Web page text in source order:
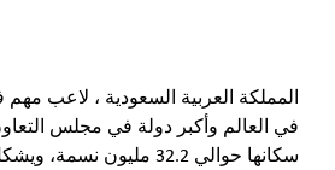
في العالم وأكبر دولة في مجلس
سكانها حوالي 32.2 مليون